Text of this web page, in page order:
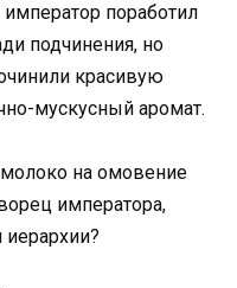
поработил
подчинения, но
красивую
мускусный аромат.
на омовение
императора,